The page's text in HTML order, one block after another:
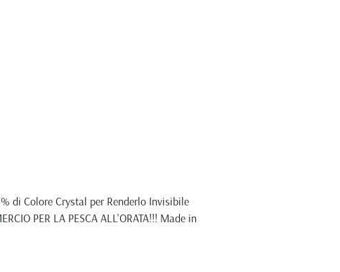
di Colore Crystal per Renderlo Invisibile
PER LA PESCA ALL'ORATA!!! Made in